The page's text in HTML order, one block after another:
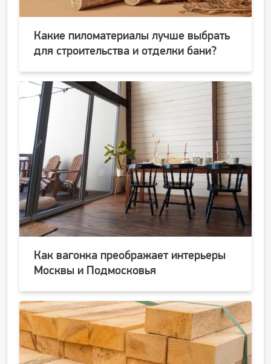
Какие пиломатериалы лучше выбрать
для строительства и отделки бани?
Как вагонка преображает интерьеры
Москвы и Подмосковья